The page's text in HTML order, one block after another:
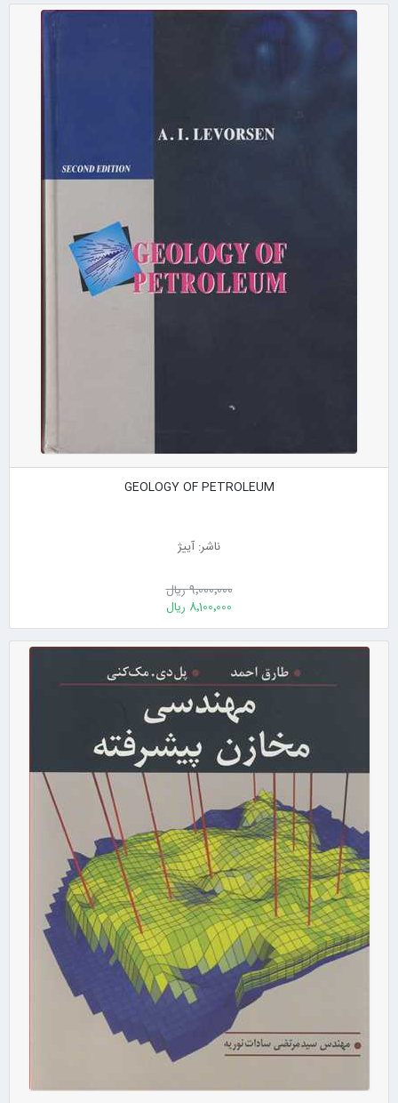
GEOLOGY OF PETROLEUM
ناشر: آییژ
9٬000٬000 ریال
8٬100٬000 ریال